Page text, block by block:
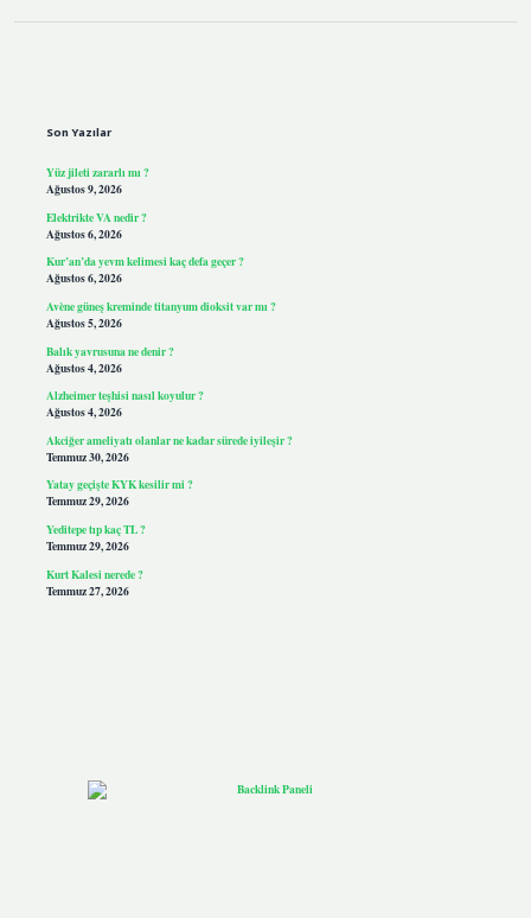
Son Yazılar
Yüz jileti zararlı mı ?
Ağustos 9, 2026
Elektrikte VA nedir ?
Ağustos 6, 2026
Kur’an’da yevm kelimesi kaç defa geçer ?
Ağustos 6, 2026
Avène güneş kreminde titanyum dioksit var mı ?
Ağustos 5, 2026
Balık yavrusuna ne denir ?
Ağustos 4, 2026
Alzheimer teşhisi nasıl koyulur ?
Ağustos 4, 2026
Akciğer ameliyatı olanlar ne kadar sürede iyileşir ?
Temmuz 30, 2026
Yatay geçişte KYK kesilir mi ?
Temmuz 29, 2026
Yeditepe tıp kaç TL ?
Temmuz 29, 2026
Kurt Kalesi nerede ?
Temmuz 27, 2026